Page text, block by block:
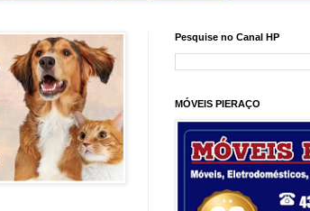
Pesquise no Canal HP
MÓVEIS PIERAÇO